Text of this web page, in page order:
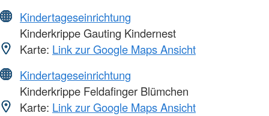
Kindertageseinrichtung
Kinderkrippe Gauting Kindernest
Karte: Link zur Google Maps Ansicht
Kindertageseinrichtung
Kinderkrippe Feldafinger Blümchen
Karte: Link zur Google Maps Ansicht